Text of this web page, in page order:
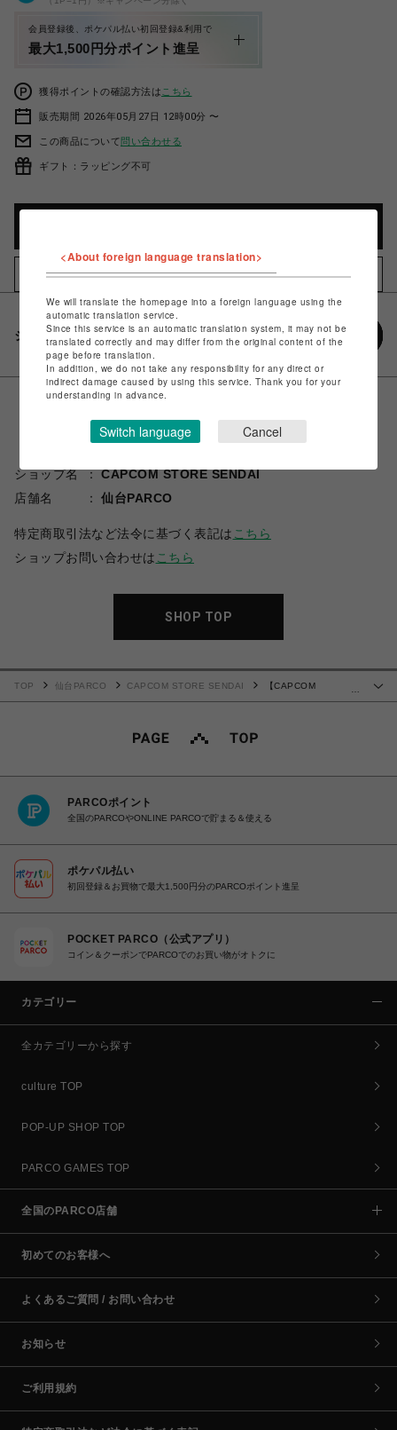
会員登録後、ポケパル払い初回登録&利用で
最大1,500円分ポイント進呈
獲得ポイントの確認方法は こちら
販売期間 2026年05月27日 12時00分 〜
この商品について問い合わせる
ギフト：ラッピング不可
お気に入りアイテムに追加
シェアする
ショップ名
CAPCOM STORE SENDAI
店舗名
仙台PARCO
特定商取引法など法令に基づく表記は こちら
ショップお問い合わせは こちら
SHOP TOP
TOP 仙台PARCO CAPCOM STORE SENDAI
【CAPCOM
PARCOポイント
全国のPARCOやONLINE PARCOで貯まる＆使える
ポケパル払い
初回登録＆お買物で最大1,500円分のPARCOポイント進呈
POCKET PARCO（公式アプリ）
コイン＆クーポンでPARCOでのお買い物がオトクに
カテゴリー
全カテゴリーから探す
culture TOP
POP-UP SHOP TOP
PARCO GAMES TOP
全国のPARCO店舗
初めてのお客様へ
よくあるご質問 / お問い合わせ
お知らせ
ご利用規約
<About foreign language translation>
We will translate the homepage into a foreign language using the
automatic translation service.
Since this service is an automatic translation system, it may not be
translated correctly and may differ from the original content of the
page before translation.
In addition, we do not take any responsibility for any direct or
indirect damage caused by using this service. Thank you for your
understanding in advance.
Switch language Cancel